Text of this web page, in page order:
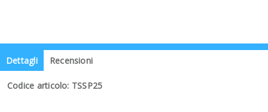
Dettagli Recensioni
Codice articolo: TSSP25